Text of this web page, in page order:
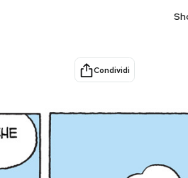
Condividi